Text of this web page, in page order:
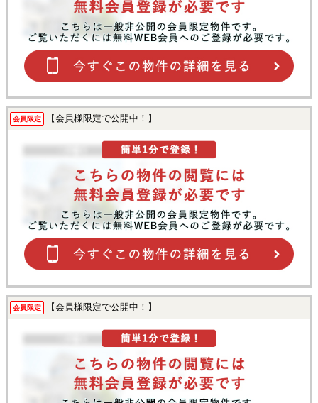
会員限定 【会員様限定で公開中！】
会員限定 【会員様限定で公開中！】